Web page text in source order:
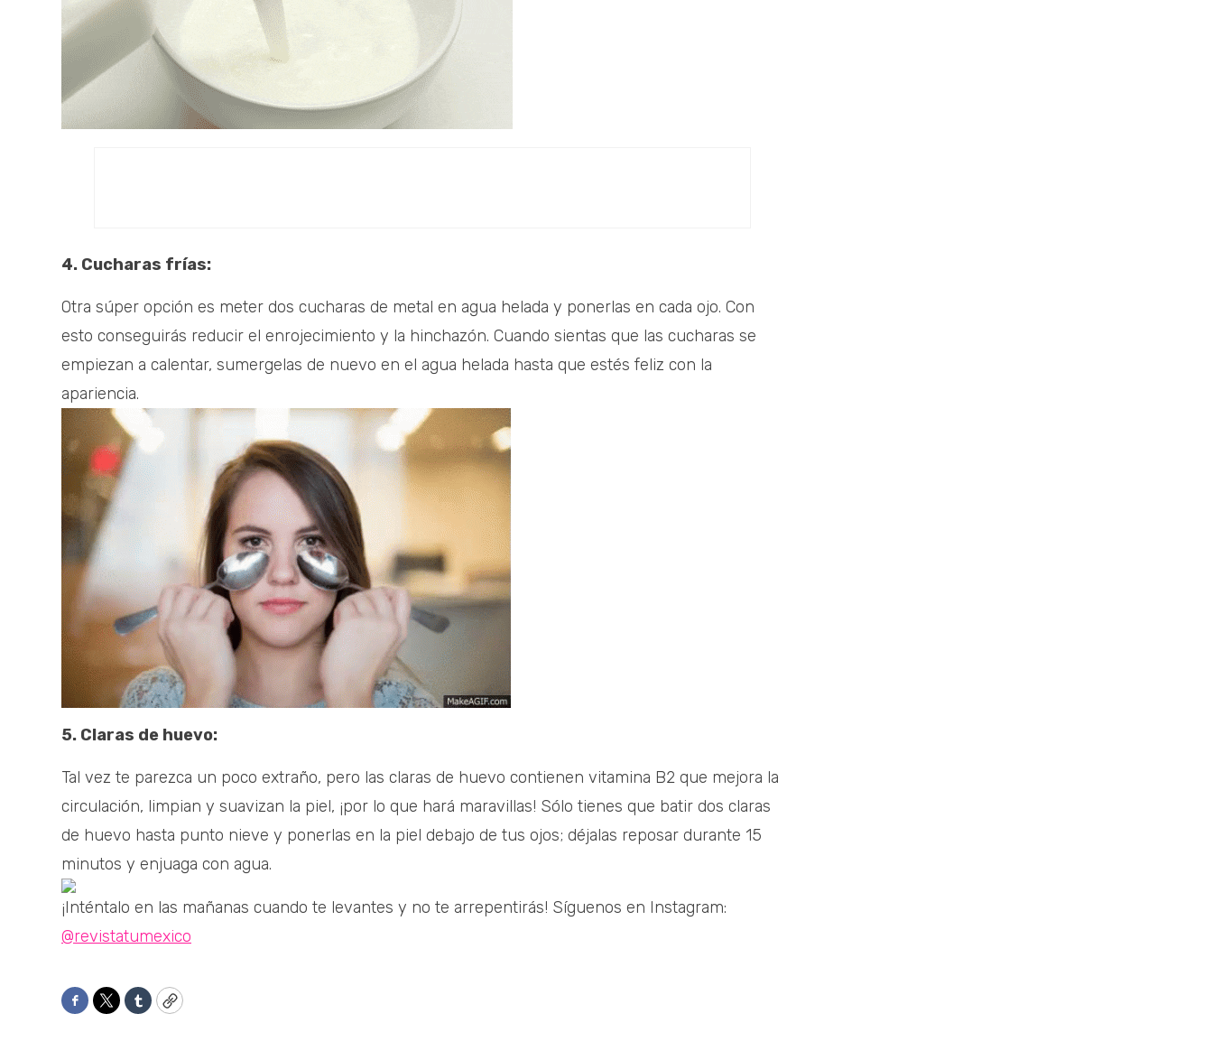
4. Cucharas frías:
Otra súper opción es meter dos cucharas de metal en agua helada y ponerlas en cada ojo. Con
esto conseguirás reducir el enrojecimiento y la hinchazón. Cuando sientas que las cucharas se
empiezan a calentar, sumergelas de nuevo en el agua helada hasta que estés feliz con la
apariencia.
5. Claras de huevo:
Tal vez te parezca un poco extraño, pero las claras de huevo contienen vitamina B2 que mejora la
circulación, limpian y suavizan la piel, ¡por lo que hará maravillas! Sólo tienes que batir dos claras
de huevo hasta punto nieve y ponerlas en la piel debajo de tus ojos; déjalas reposar durante 15
minutos y enjuaga con agua.
¡Inténtalo en las mañanas cuando te levantes y no te arrepentirás! Síguenos en Instagram:
@revistatumexico
Facebook
TwitterTumblrCopy